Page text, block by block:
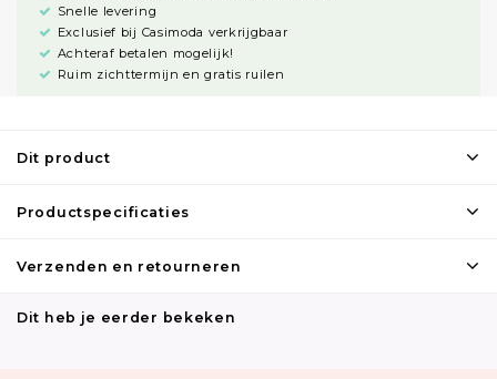
Snelle levering
Exclusief bij Casimoda verkrijgbaar
Achteraf betalen mogelijk!
Ruim zichttermijn en gratis ruilen
Dit product
Productspecificaties
Verzenden en retourneren
Dit heb je eerder bekeken